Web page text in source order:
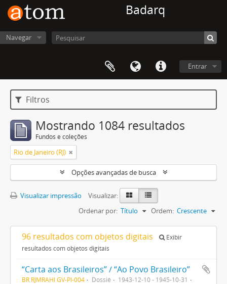
Badarq
Navegar
Entrar
Filtros
Mostrando 1084 resultados
Fundos e coleções
Rio de Janeiro (RJ)
Opções avançadas de busca
Visualizar impressão
Visualizar:
Ordenar por: Título Ordem: Crescente
96 resultados com objetos digitais
Exibir
resultados com objetos digitais
“Carta aos Brasileiros” / “Ao Povo Brasileiro”
BR RJMRAHI GV-PI-004 Dossiê
1943-12-10 - 1945-10-31